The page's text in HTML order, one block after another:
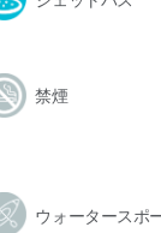
禁煙
ウォータースポ